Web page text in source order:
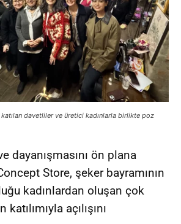
katılan davetliler ve üretici kadınlarla birlikte poz
dayanışmasını ön plana
Store, şeker bayramının
kadınlardan oluşan çok
açılışını